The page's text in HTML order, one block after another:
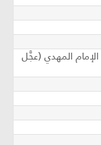
المهدي (عجَّل